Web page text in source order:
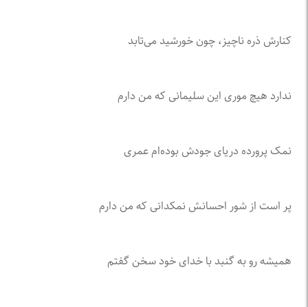
کنارش ذره ناچیز، چون خورشید می‌تابد
ندارد هیچ موری این سلیمانی که من دارم
نمک پرورده دریای جودش بوده‌ام عمری
پر است از شور احسانش نمکدانی که من دارم
همیشه رو به گنبد با خدای خود سخن گفتم